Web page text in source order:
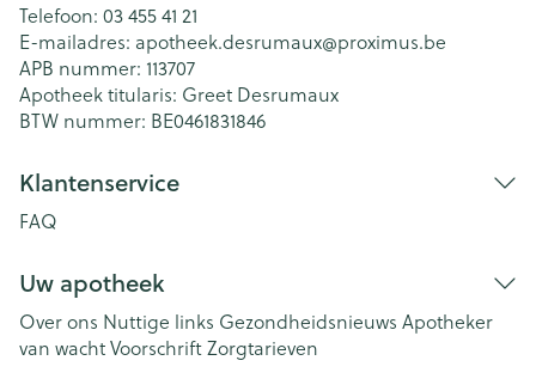
Telefoon: 03 455 41 21
E-mailadres: apotheek.desrumaux@proximus.be
APB nummer: 113707
Apotheek titularis: Greet Desrumaux
BTW nummer: BE0461831846
Klantenservice
FAQ
Uw apotheek
Over ons Nuttige links Gezondheidsnieuws Apotheker
van wachtVoorschriftZorgtarieven